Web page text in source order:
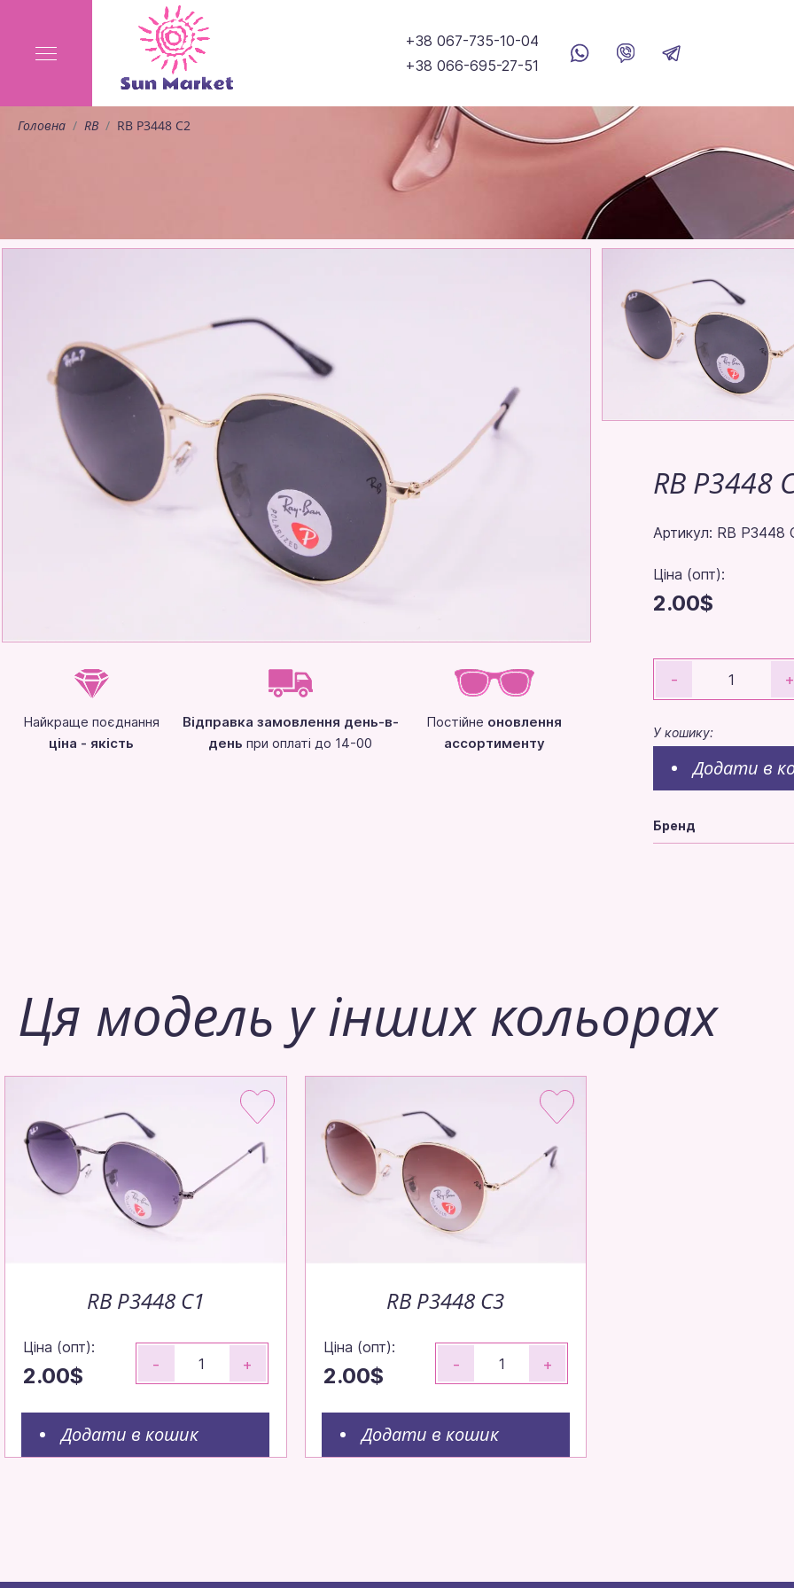
+38 067-735-10-04
+38 066-695-27-51
Головна RB RB P3448 C2
Найкраще поєднання
ціна - якість
Відправка замовлення день-в-
день при оплаті до 14-00
Постійне оновлення
ассортименту
RB P3448
Артикул: RB P3448
Ціна (опт):
2.00$
- +
У кошику:
Додати в
Бренд
Ця модель у інших кольорах
RB P3448 C1
Ціна (опт):
2.00$ - +
Додати в кошик
RB P3448 C3
Ціна (опт):
2.00$ - +
Додати в кошик